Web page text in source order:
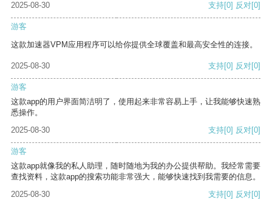
2025-08-30 支持[0] 反对[0]
游客
这款加速器VPM应用程序可以给你提供全球覆盖和最高安全性的连接。
2025-08-30 支持[0] 反对[0]
游客
这款app的用户界面简洁明了，使用起来非常容易上手，让我能够快速熟
悉操作。
2025-08-30
支持[0] 反对[0]
游客
这款app就像我的私人助理，随时随地为我的办公提供帮助。我经常需要
查找资料，这款app的搜索功能非常强大，能够快速找到我需要的信息。
2025-08-30
支持[0] 反对[0]